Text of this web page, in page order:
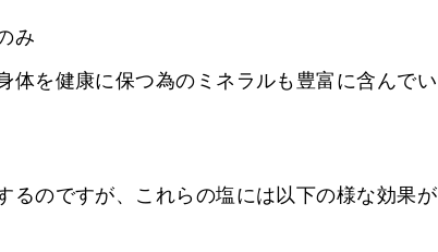
み
を健康に保つ為のミネラルも豊富に含んでい
るのですが、これらの塩には以下の様な効果が